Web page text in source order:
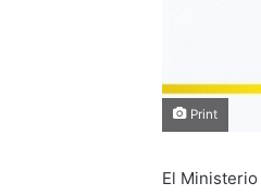
Print
El